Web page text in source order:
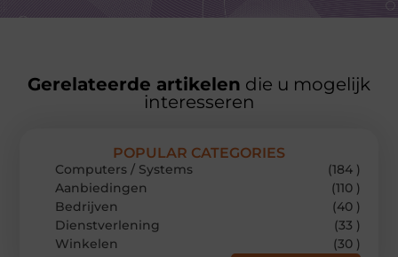
Gerelateerde artikelen die u mogelijk
interesseren
POPULAR CATEGORIES
Computers / Systems
(184 )
Aanbiedingen
(110 )
Bedrijven
(40 )
Dienstverlening
(33 )
Winkelen
(30 )